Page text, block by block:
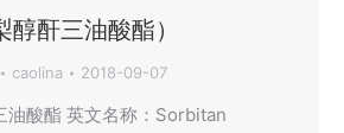
酐三油酸酯）
caolina 2018-09-07
油酸酯 英文名称：Sorbitan